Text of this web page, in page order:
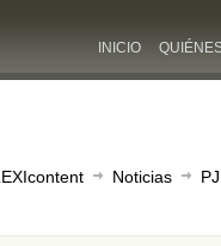
INICIO
Noticias